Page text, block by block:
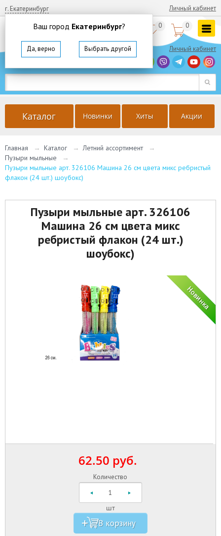
Личный кабинет
г. Екатеринбург
Ваш город Екатеринбург?
Да, верно Выбрать другой
0
 0
(800) 350 64 57
Личный кабинет
Ваш городЕкатеринбург?
Каталог Новинки Хиты Акции
Главная → Каталог → Летний ассортимент
→
Пузыри мыльные
→
Пузыри мыльные арт. 326106 Машина 26 см цвета микс ребристый
флакон (24 шт.) шоубокс)
Пузыри мыльные арт. 326106
Машина 26 см цвета микс
ребристый флакон (24 шт.)
шоубокс)
62.50 руб.
Количество
шт